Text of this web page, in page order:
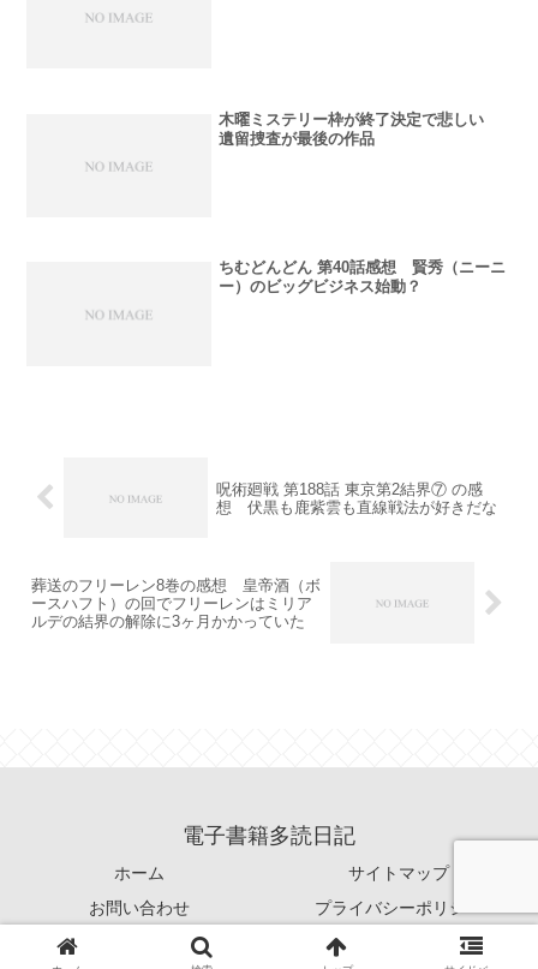
木曜ミステリー枠が終了決定で悲しい
遺留捜査が最後の作品
ちむどんどん 第40話感想 賢秀（ニーニ
ー）のビッグビジネス始動？
呪術廻戦 第188話 東京第2結界⑦ の感
想 伏黒も鹿紫雲も直線戦法が好きだな
葬送のフリーレン8巻の感想 皇帝酒（ボ
ースハフト）の回でフリーレンはミリア
ルデの結界の解除に3ヶ月かかっていた
電子書籍多読日記
ホーム
サイトマップ
お問い合わせ
プライバシーポリシー
© 2021 電子書籍多読日記.